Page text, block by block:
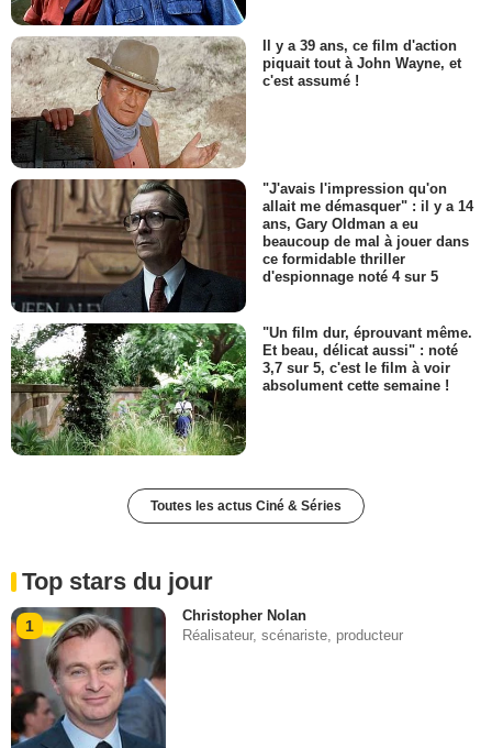
Il y a 39 ans, ce film d'action
piquait tout à John Wayne, et
c'est assumé !
"J'avais l'impression qu'on
allait me démasquer" : il y a 14
ans, Gary Oldman a eu
beaucoup de mal à jouer dans
ce formidable thriller
d'espionnage noté 4 sur 5
"Un film dur, éprouvant même.
Et beau, délicat aussi" : noté
3,7 sur 5, c'est le film à voir
absolument cette semaine !
Toutes les actus Ciné & Séries
Top stars du jour
1
Christopher Nolan
Réalisateur, scénariste, producteur